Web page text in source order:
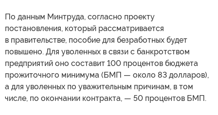
По данным Минтруда, согласно проекту
постановления, который рассматривается
в правительстве, пособие для безработных будет
повышено. Для уволенных в связи с банкротством
предприятий оно составит 100 процентов бюджета
прожиточного минимума (БМП — около 83 долларов),
а для уволенных по уважительным причинам, в том
числе, по окончании контракта, — 50 процентов БМП.